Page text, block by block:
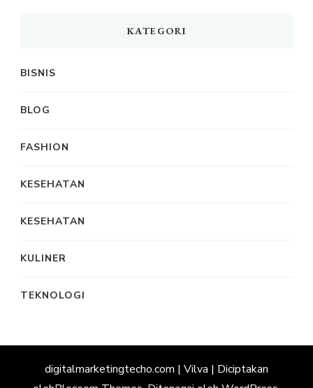
KATEGORI
BISNIS
BLOG
FASHION
KESEHATAN
KESEHATAN
KULINER
TEKNOLOGI
digitalmarketingtecho.com | Vilva | Diciptakan